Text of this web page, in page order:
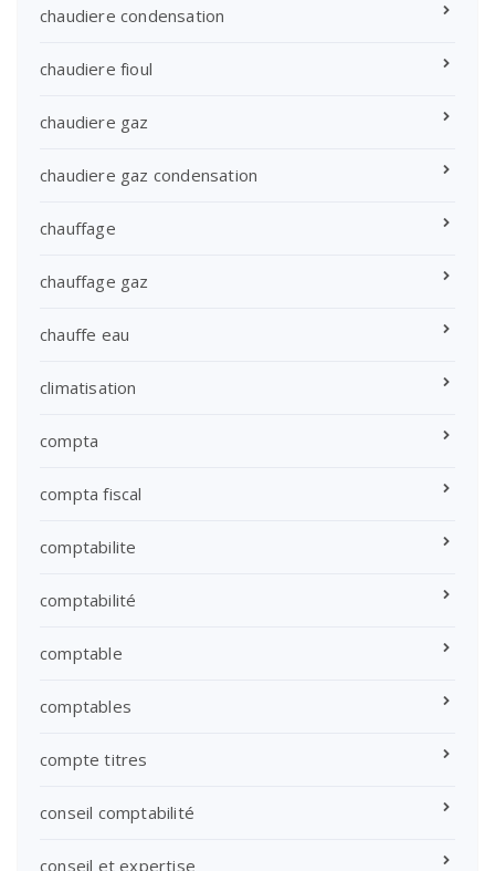
chaudiere condensation
chaudiere fioul
chaudiere gaz
chaudiere gaz condensation
chauffage
chauffage gaz
chauffe eau
climatisation
compta
compta fiscal
comptabilite
comptabilité
comptable
comptables
compte titres
conseil comptabilité
conseil et expertise